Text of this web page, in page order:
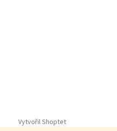
Vytvořil Shoptet